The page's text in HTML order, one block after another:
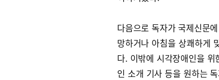
다음으로 독자가 국제신문
망하거나 아침을 상쾌하게
다. 이밖에 시각장애인을
인 소개 기사 등을 원하는